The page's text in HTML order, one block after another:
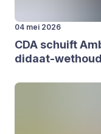
04 mei 2026
CDA schuift
di­daat-